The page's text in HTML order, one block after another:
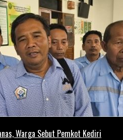
Warga Sebut Pemkot Kediri